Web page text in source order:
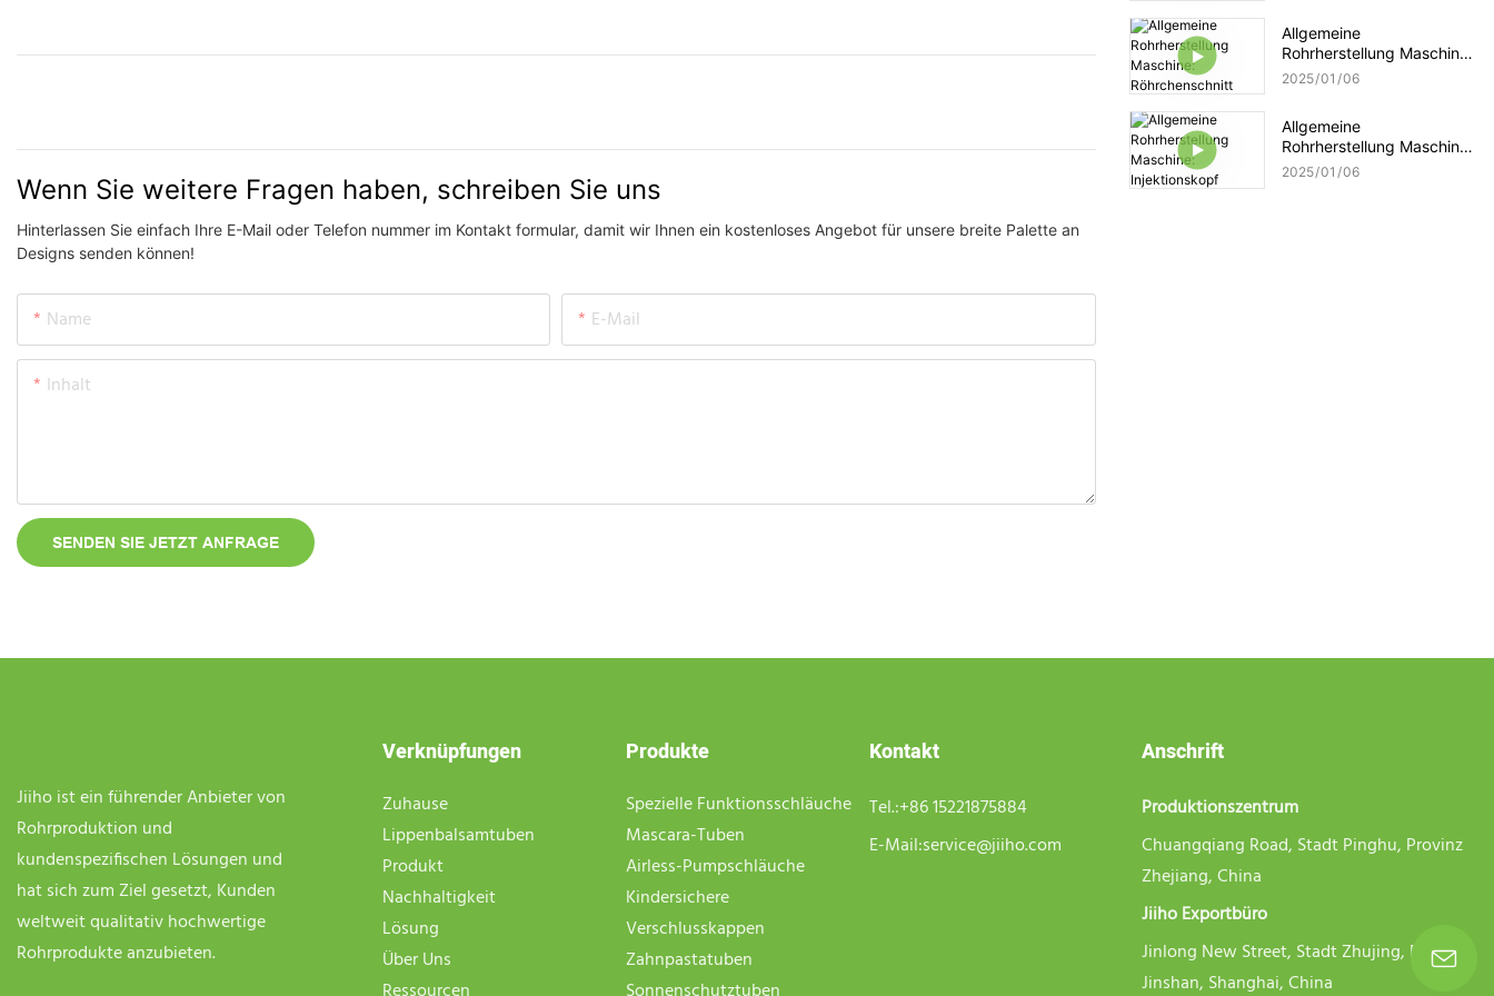
Wenn Sie weitere Fragen haben, schreiben Sie uns
Hinterlassen Sie einfach Ihre E-Mail oder Telefon nummer im Kontakt formular, damit wir Ihnen ein kostenloses Angebot für unsere breite Palette an
Designs senden können!
Name E-Mail
Inhalt
SENDEN SIE JETZT ANFRAGE
Allgemeine
Rohrherstellung Maschine:
Röhrchenschnitt
2025 01 06
Allgemeine
Rohrherstellung Maschine:
Injektionskopf
2025 01 06
Jiiho ist ein führender Anbieter von
Rohrproduktion und
kundenspezifischen Lösungen und
hat sich zum Ziel gesetzt, Kunden
weltweit qualitativ hochwertige
Rohrprodukte anzubieten.
Verknüpfungen
Zuhause
Lippenbalsamtuben
Produkt
Nachhaltigkeit
Lösung
Über Uns
Produkte
Spezielle Funktionsschläuche
Mascara-Tuben
Airless-Pumpschläuche
Kindersichere
Verschlusskappen
Zahnpastatuben
Kontakt
Tel.:+86 15221875884
E-Mail:service@jiiho.com
Anschrift
Produktionszentrum
Chuangqiang Road, Stadt Pinghu, Provinz
Zhejiang, China
Jiiho Exportbüro
Jinlong New Street, Stadt Zhujing, Bezirk
Jinshan, Shanghai, China